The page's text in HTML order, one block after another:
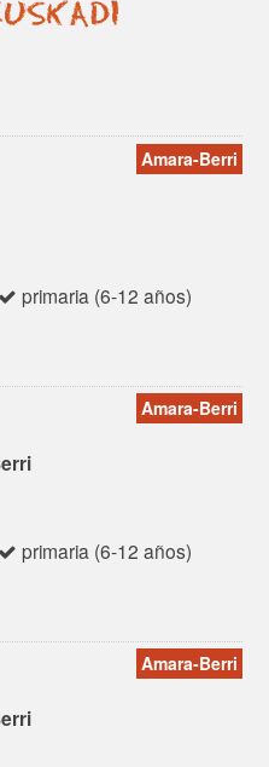
Amara-Berri
primaria (6-12 años)
Amara-Berri
primaria (6-12 años)
Amara-Berri